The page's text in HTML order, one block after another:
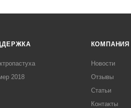
2018
КОМПАНИЯ
Новости
Отзывы
Статьи
Контакты